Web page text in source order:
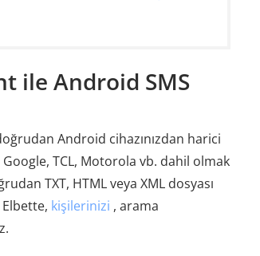
ile Android SMS
Android cihazınızdan harici
Google, TCL, Motorola vb. dahil olmak
TXT, HTML veya XML dosyası
Elbette, kişilerinizi , arama